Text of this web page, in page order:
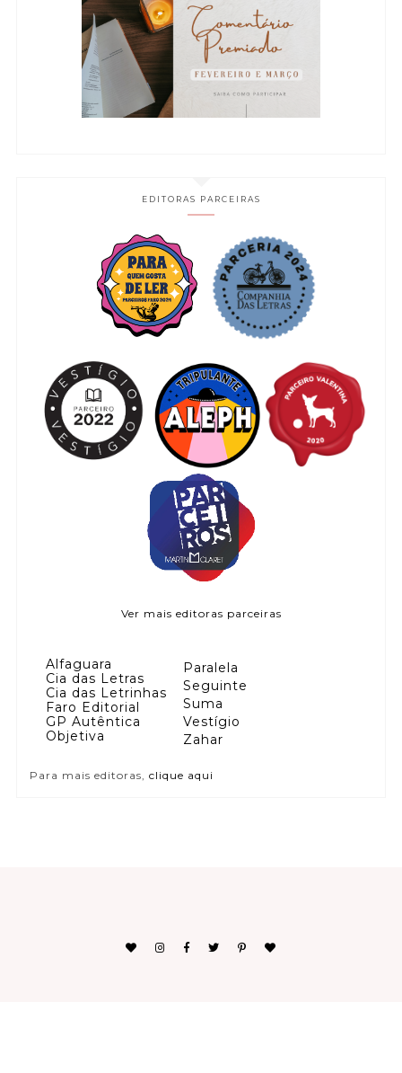
EDITORAS PARCEIRAS
Ver mais editoras parceiras
Alfaguara
Cia das Letras
Cia das Letrinhas
Faro Editorial
GP Autêntica
Objetiva
Paralela
Seguinte
Suma
Vestígio
Zahar
Para mais editoras, clique aqui